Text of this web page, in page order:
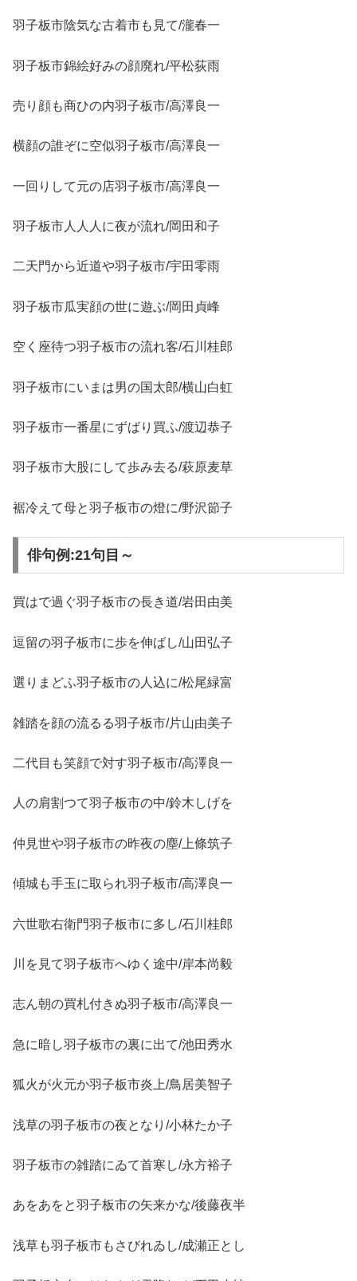
羽子板市陰気な古着市も見て/瀧春一
羽子板市錦絵好みの顔廃れ/平松荻雨
売り顔も商ひの内羽子板市/高澤良一
横顔の誰ぞに空似羽子板市/高澤良一
一回りして元の店羽子板市/高澤良一
羽子板市人人人に夜が流れ/岡田和子
二天門から近道や羽子板市/宇田零雨
羽子板市瓜実顔の世に遊ぶ/岡田貞峰
空く座待つ羽子板市の流れ客/石川桂郎
羽子板市にいまは男の国太郎/横山白虹
羽子板市一番星にずばり買ふ/渡辺恭子
羽子板市大股にして歩み去る/萩原麦草
裾冷えて母と羽子板市の燈に/野沢節子
俳句例:21句目～
買はで過ぐ羽子板市の長き道/岩田由美
逗留の羽子板市に歩を伸ばし/山田弘子
選りまどふ羽子板市の人込に/松尾緑富
雑踏を顔の流るる羽子板市/片山由美子
二代目も笑顔で対す羽子板市/高澤良一
人の肩割つて羽子板市の中/鈴木しげを
仲見世や羽子板市の昨夜の塵/上條筑子
傾城も手玉に取られ羽子板市/高澤良一
六世歌右衛門羽子板市に多し/石川桂郎
川を見て羽子板市へゆく途中/岸本尚毅
志ん朝の買札付きぬ羽子板市/高澤良一
急に暗し羽子板市の裏に出て/池田秀水
狐火が火元か羽子板市炎上/鳥居美智子
浅草の羽子板市の夜となり/小林たか子
羽子板市の雑踏にゐて首寒し/永方裕子
あをあをと羽子板市の矢来かな/後藤夜半
浅草も羽子板市もさびれゐし/成瀬正とし